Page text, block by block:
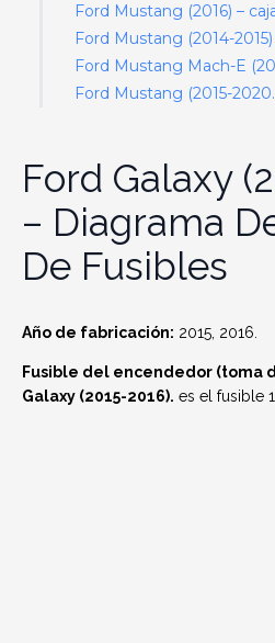
Ford Mustang (2016) –
Ford Mustang (2014-
Ford Mustang Mach-E
Ford Mustang (2015-
Ford Galaxy
– Diagrama
De Fusibles
Año de fabricación: 2015, 2016.
Fusible del encendedor (toma
Galaxy (2015-2016). es el fusible